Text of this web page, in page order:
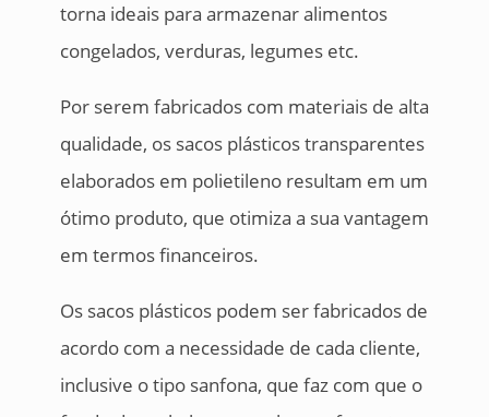
torna ideais para armazenar alimentos
congelados, verduras, legumes etc.
Por serem fabricados com materiais de alta
qualidade, os sacos plásticos transparentes
elaborados em polietileno resultam em um
ótimo produto, que otimiza a sua vantagem
em termos financeiros.
Os sacos plásticos podem ser fabricados de
acordo com a necessidade de cada cliente,
inclusive o tipo sanfona, que faz com que o